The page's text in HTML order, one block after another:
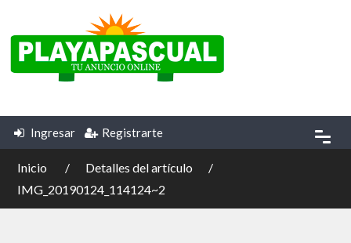
Ingresar Registrarte
Inicio
Detalles del artículo
IMG_20190124_114124~2